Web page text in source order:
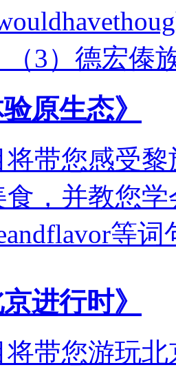
3）德宏傣
验原生态》
带您感受
，并教您学
等
京进行时》
带您游玩